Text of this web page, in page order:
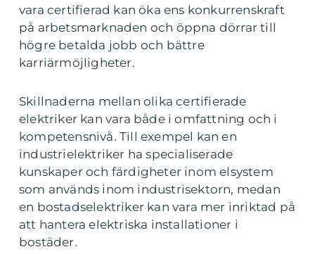
vara certifierad kan öka ens konkurrenskraft
på arbetsmarknaden och öppna dörrar till
högre betalda jobb och bättre
karriärmöjligheter.
Skillnaderna mellan olika certifierade
elektriker kan vara både i omfattning och i
kompetensnivå. Till exempel kan en
industrielektriker ha specialiserade
kunskaper och färdigheter inom elsystem
som används inom industrisektorn, medan
en bostadselektriker kan vara mer inriktad på
att hantera elektriska installationer i
bostäder.